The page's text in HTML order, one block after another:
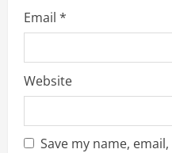
Email *
Website
Save my name,